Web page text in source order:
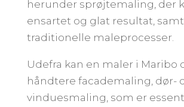
herunder sprøjtemaling, der
ensartet og glat resultat, samt
traditionelle maleprocesser.
Udefra kan en maler i Maribo
håndtere facademaling, dør-
vinduesmaling, som er